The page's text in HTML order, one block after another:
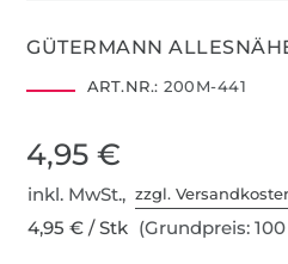
GÜTERMANN
ART.NR.: 200M-441
4,95 €
inkl. MwSt.,zzgl.
4,95 € / Stk (Grundpreis: